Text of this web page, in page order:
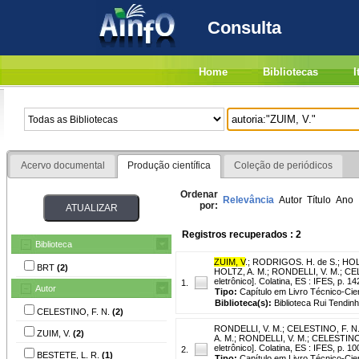
Consulta
Home Bibliotecas
Acervo documental Produção científica Coleção de periódicos
Biblioteca
BRT (2)
Autor
CELESTINO, F. N. (2)
ZUIM, V. (2)
BESTETE, L. R. (1)
Ordenar
por: Relevância Autor Título Ano
Registros recuperados : 2
1.
ZUIM, V.; RODRIGOS. H. de S. ;
HOLTZ, A. M.; RONDELLI, V. M.;
eletrônico]. Colatina, ES : IFES, p.
Tipo: Capítulo em Livro Técnico-
Biblioteca(s): Biblioteca Rui
2.
RONDELLI, V. M. ; CELESTINO, F. N.
A. M.; RONDELLI, V. M.;
eletrônico]. Colatina, ES : IFES, p.